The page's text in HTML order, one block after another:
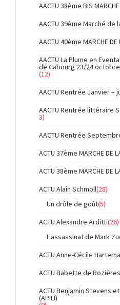
AACTU 38ème BIS
AACTU 39ème Marché de
AACTU 40ème MARCHE DE
AACTU La Plume en
de Cabourg 23/24
(12)
AACTU Rentrée Janvier –
AACTU Rentrée littéraire
3)
AACTU Rentrée
ACTU 37ème MARCHE DE
ACTU 38ème MARCHE DE
ACTU Alain Schmoll(28)
Un drôle de goût(5)
ACTU Alexandre Arditti(26)
L'assassinat de Mark
ACTU Anne-Cécile
ACTU Babette de Rozières
ACTU Benjamin Stevens
(APILI)